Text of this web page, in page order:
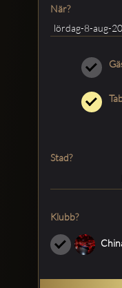
När?
Stad?
Klubb?